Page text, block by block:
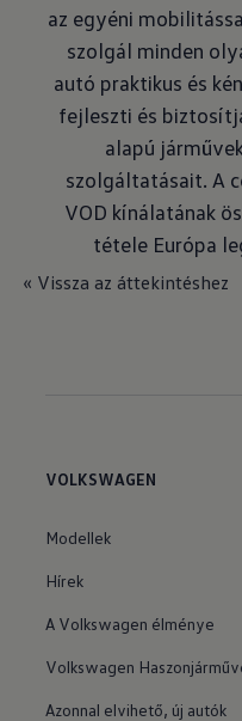
az egyéni
szolgál minden
autó praktikus és
fejleszti és
alapú
szolgáltatásait. A
VOD kínálatának
tétele Európa
« Vissza az áttekintéshez
VOLKSWAGEN
Modellek
Hírek
A Volkswagen élménye
Volkswagen
Azonnal elvihető, új autók